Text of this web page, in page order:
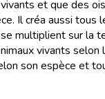
vivants et que des
Il créa aussi
multiplient sur la
vivants
son espèce et